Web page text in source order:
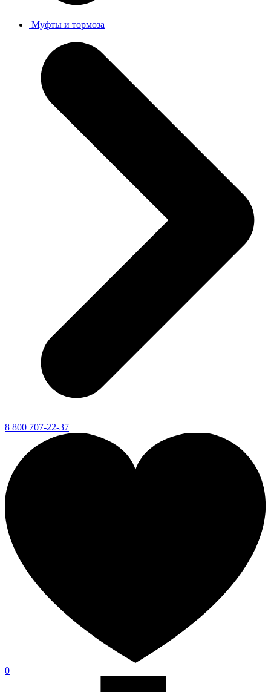
Муфты и тормоза
8 800 707-22-37
0